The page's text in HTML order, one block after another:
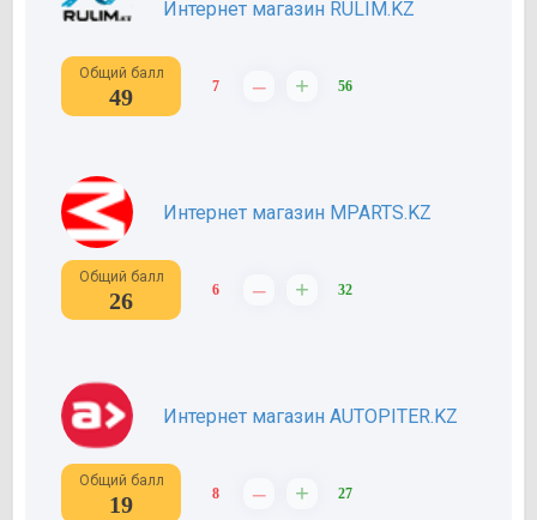
Интернет магазин RULIM.KZ
Общий балл
49 7 – + 56
Интернет магазин MPARTS.KZ
Общий балл
26 6 – + 32
Интернет магазин AUTOPITER.KZ
Общий балл
19 8 – + 27